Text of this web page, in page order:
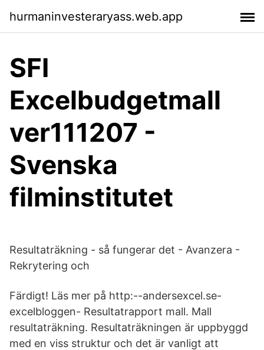
hurmaninvesteraryass.web.app
SFI
Excelbudgetmall
ver111207 -
Svenska
filminstitutet
Resultaträkning - så fungerar det - Avanzera -
Rekrytering och
Färdigt! Läs mer på http:--andersexcel.se-
excelbloggen- Resultatrapport mall. Mall
resultaträkning. Resultaträkningen är uppbyggd
med en viss struktur och det är vanligt att